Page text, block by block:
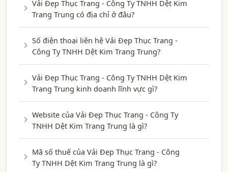
Vải Đẹp Thục Trang - Công Ty TNHH Dệt Kim
Trang Trung có địa chỉ ở đâu?
Số điện thoại liên hệ Vải Đẹp Thục Trang -
Công Ty TNHH Dệt Kim Trang Trung?
Vải Đẹp Thục Trang - Công Ty TNHH Dệt Kim
Trang Trung kinh doanh lĩnh vực gì?
Website của Vải Đẹp Thục Trang - Công Ty
TNHH Dệt Kim Trang Trung là gì?
Mã số thuế của Vải Đẹp Thục Trang - Công
Ty TNHH Dệt Kim Trang Trung là gì?